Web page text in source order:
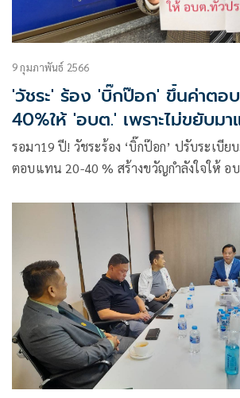
9 กุมภาพันธ์ 2566
'วัชระ' ร้อง 'บิ๊กป๊อก' ขึ้นค่าตอ
40%ให้ 'อบต.' เพราะไม่ขยับม
รอมา19 ปี! วัชระร้อง ‘บิ๊กป๊อก’ ปรับระเบี
ตอบแทน 20-40 % สร้างขวัญกำลังใจให้ อ